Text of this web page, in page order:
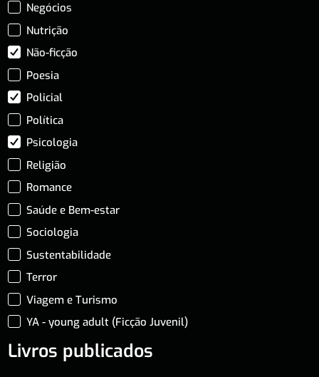
Negócios
Nutrição
Não-ficção
Poesia
Policial
Política
Psicologia
Religião
Romance
Saúde e Bem-estar
Sociologia
Sustentabilidade
Terror
Viagem e Turismo
YA - young adult (Ficção Juvenil)
Livros publicados